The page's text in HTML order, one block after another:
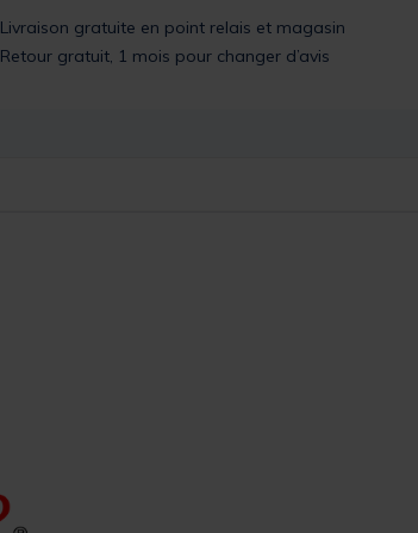
Livraison gratuite en point relais et magasin
Retour gratuit, 1 mois pour changer d’avis